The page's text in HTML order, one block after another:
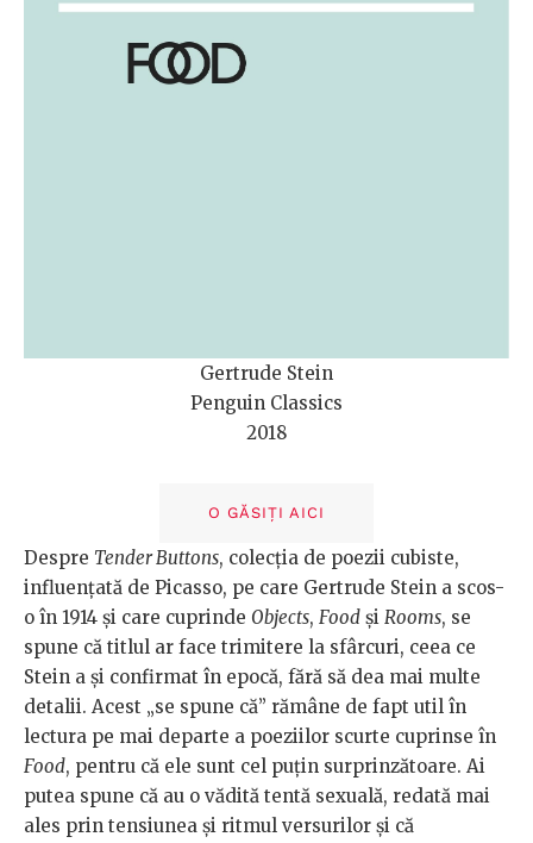
Gertrude Stein
Penguin Classics
2018
O GĂSIȚI AICI
Despre Tender Buttons, colecția de poezii cubiste,
influențată de Picasso, pe care Gertrude Stein a scos-
o în 1914 și care cuprinde Objects, Food și Rooms, se
spune că titlul ar face trimitere la sfârcuri, ceea ce
Stein a și confirmat în epocă, fără să dea mai multe
detalii. Acest „se spune că” rămâne de fapt util în
lectura pe mai departe a poeziilor scurte cuprinse în
Food, pentru că ele sunt cel puțin surprinzătoare. Ai
putea spune că au o vădită tentă sexuală, redată mai
ales prin tensiunea și ritmul versurilor și că